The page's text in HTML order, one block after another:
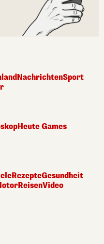
NachrichtenSport
Heute Games
RezepteGesundheit
ReisenVideo